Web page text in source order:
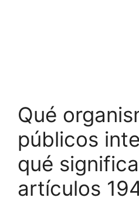
Qué
públicos
qué
artículos